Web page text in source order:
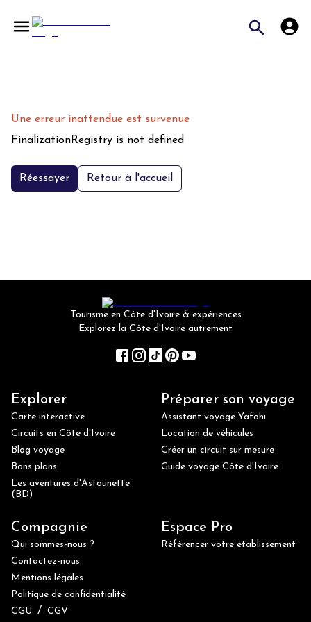
Une erreur inattendue est survenue
FinalizationRegistry is not defined
Réessayer Retour à l'accueil
Tourisme en Côte d'Ivoire & expériences
Explorez la Côte d'Ivoire autrement
Explorer
Carte interactive
Circuits en Côte d'Ivoire
Blog voyage
Bons plans
Les aventures d'Astounette
(BD)
Préparer son voyage
Assistant voyage Yafohi
Location de véhicules
Créer un circuit sur mesure
Guide voyage Côte d'Ivoire
Compagnie
Qui sommes-nous ?
Contactez-nous
Mentions légales
Politique de confidentialité
CGU / CGV
Espace Pro
Référencer votre établissement